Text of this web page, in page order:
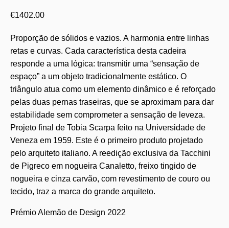
€1402.00
Proporção de sólidos e vazios. A harmonia entre linhas
retas e curvas. Cada característica desta cadeira
responde a uma lógica: transmitir uma “sensação de
espaço” a um objeto tradicionalmente estático. O
triângulo atua como um elemento dinâmico e é reforçado
pelas duas pernas traseiras, que se aproximam para dar
estabilidade sem comprometer a sensação de leveza.
Projeto final de Tobia Scarpa feito na Universidade de
Veneza em 1959. Este é o primeiro produto projetado
pelo arquiteto italiano. A reedição exclusiva da Tacchini
de Pigreco em nogueira Canaletto, freixo tingido de
nogueira e cinza carvão, com revestimento de couro ou
tecido, traz a marca do grande arquiteto.
Prémio Alemão de Design 2022